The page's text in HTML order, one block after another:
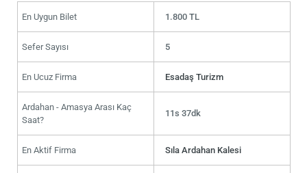
En Uygun Bilet 1.800 TL
Sefer Sayısı 5
En Ucuz Firma Esadaş Turizm
Ardahan - Amasya Arası Kaç
Saat?
11s 37dk
En Aktif Firma Sıla Ardahan Kalesi